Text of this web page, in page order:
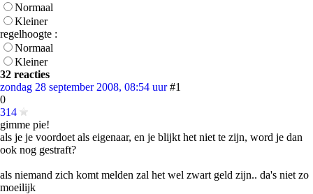
Normaal
Kleiner
regelhoogte :
Normaal
Kleiner
32 reacties
zondag 28 september 2008, 08:54 uur #1
0
314
gimme pie!
als je je voordoet als eigenaar, en je blijkt het niet te zijn, word je dan
ook nog gestraft?
als niemand zich komt melden zal het wel zwart geld zijn.. da's niet zo
moeilijk